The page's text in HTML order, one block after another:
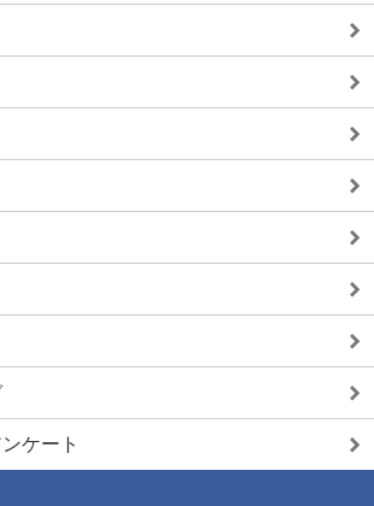
ケート